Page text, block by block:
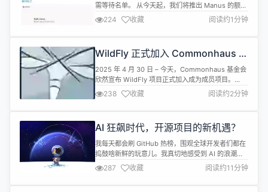
需等待名单。 从今天起，我们将推出 Manus 的额外
访问权限！ 所有用户均可使用，无需等待 所有用户
均可免费获得一项每日任务（300 积分） 所有用户
均可一次性获得 1000 积分奖励 相关阅读：
邀请码炒至 6 万元，官方称...
224 收藏 阅读约1分钟
WildFly 正式加入 Commonhaus 基
金会
2025 年 4 月 30 日 – 今天，Commonhaus 基金会
欣然宣布 WildFly 项目正式加入成为成员项目。
WildFly 是一个功能强大、模块化且轻量级的应用服
务器，能够帮助开发人员构建出色的企业级 Java 应
用程序。 WildFly 项目现任负责人 Brian
WildF...
238 收藏 阅读约2分钟
AI 狂飙时代，开源项目的新机遇？
我每天都会刷 GitHub 热榜，围观全球开发者们都在
捣鼓啥新鲜的玩意儿。我真切地感受到 AI 的浪潮汹
涌而至，它正以一种摧枯拉朽（这个词可能有点猛，
但感觉就是这么快！）的速度，改变着软件开发行
业，同时也为我热爱的开源社区注入前所未有的活
287 收藏 阅读约11分钟